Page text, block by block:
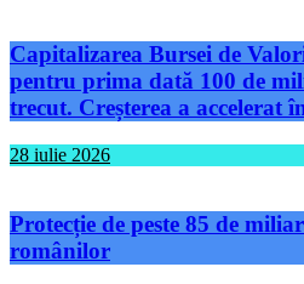
Capitalizarea Bursei de
pentru prima dată 100 de
trecut. Creșterea a accelerat
28 iulie 2026
Protecție de peste 85 de
românilor